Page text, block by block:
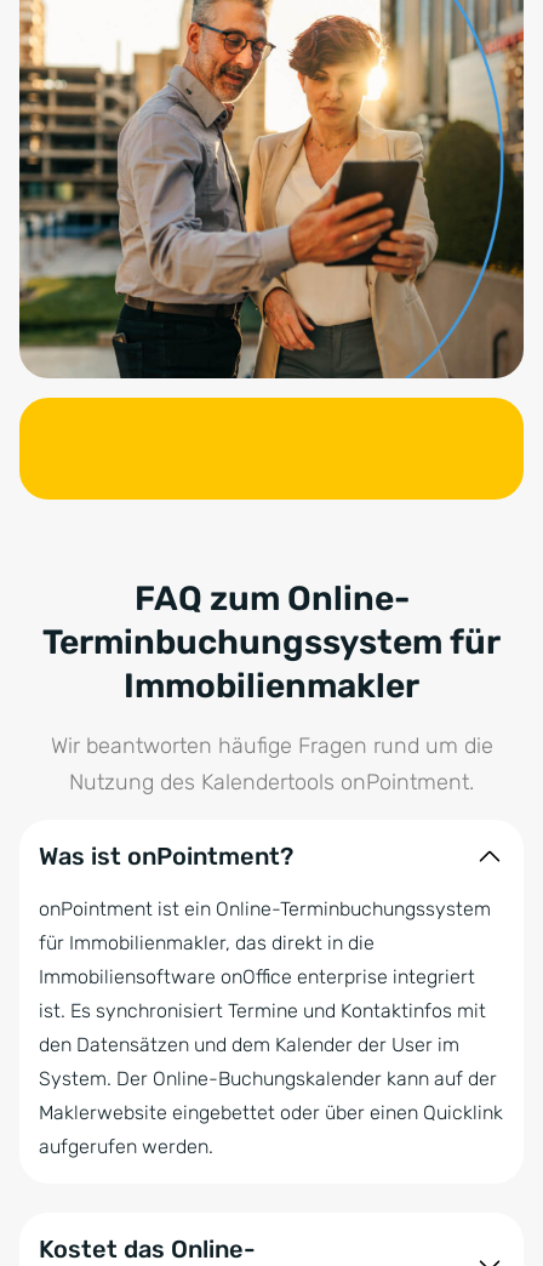
FAQ zum Online-
Terminbuchungssystem für
Immobilienmakler
Wir beantworten häufige Fragen rund um die
Nutzung des Kalendertools onPointment.
Was ist onPointment?
onPointment ist ein Online-Terminbuchungssystem
für Immobilienmakler, das direkt in die
Immobiliensoftware onOffice enterprise integriert
ist. Es synchronisiert Termine und Kontaktinfos mit
den Datensätzen und dem Kalender der User im
System. Der Online-Buchungskalender kann auf der
Maklerwebsite eingebettet oder über einen Quicklink
aufgerufen werden.
Kostet das Online-